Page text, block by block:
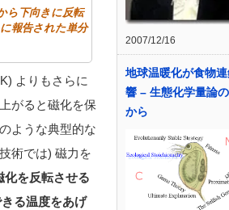
ら下向きに反転
報告された単分
よりもさらに
がると磁化を保
ような典型的な
術では) 磁力を
化を反転させる
る温度をあげ
2007/12/16
地球温暖化が食物
響 – 生態化学量論
から